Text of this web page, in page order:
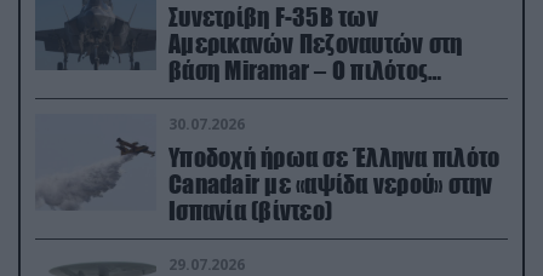
Συνετρίβη F-35B των
Αμερικανών Πεζοναυτών στη
βάση Miramar – Ο πιλότος
εκτινάχθηκε εγκαίρως
30.07.2026
Υποδοχή ήρωα σε Έλληνα πιλότο
Canadair με «αψίδα νερού» στην
Ισπανία (βίντεο)
29.07.2026